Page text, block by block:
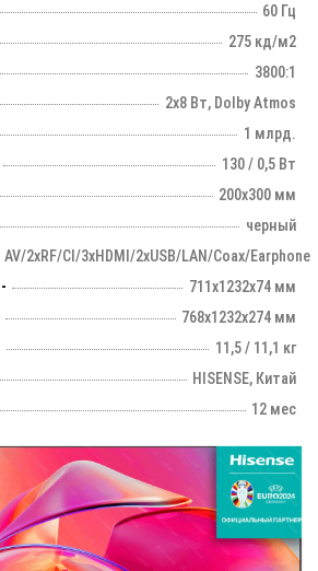
60 Гц
275 кд/м2
3800:1
2х8 Вт, Dolby Atmos
1 млрд.
130 / 0,5 Вт
200х300 мм
черный
AV/2хRF/CI/3xHDMI/2xUSB/LAN/Coax/Earphone
711х1232х74 мм
768x1232x274 мм
11,5 / 11,1 кг
HISENSE, Китай
12 мес